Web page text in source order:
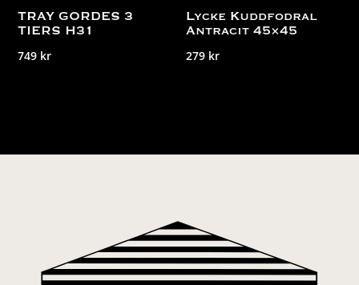
TRAY GORDES 3
TIERS H31
749 kr
Lycke Kuddfodral
Antracit 45×45
279 kr